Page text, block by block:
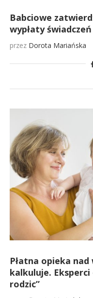
Babciowe
wypłaty
przez Dorota Mariańska
Płatna opieka
kalkuluje.
rodzic”